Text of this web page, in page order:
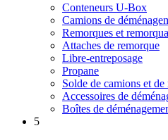
Conteneurs U-Box
Camions de
Remorques et
Attaches de remorque
Libre-entreposage
Propane
Solde de camions et de
Accessoires de
Boîtes de
5